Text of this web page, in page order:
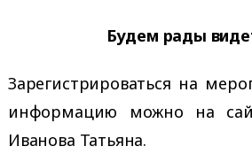
Будем рады
Зарегистрироваться на
информацию можно на
Иванова Татьяна.